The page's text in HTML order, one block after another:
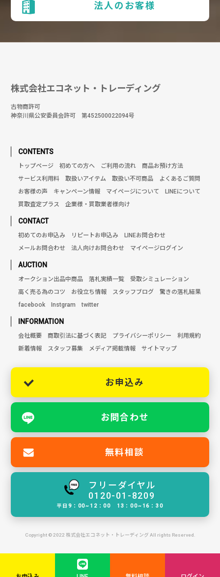
法人のお客様
株式会社エコネット・トレーディング
古物商許可
神奈川県公安委員会許可 第452500022094号
CONTENTS
トップページ 初めての方へ ご利用の流れ
商品お預け方法
サービス利用料
取扱いアイテム 取扱い不可商品
よくあるご質問
お客様の声
キャンペーン情報 マイページについて
LINEについて
買取査定プラス
企業様・買取業者様向け
CONTACT
初めてのお申込み リピートお申込み
LINEお問合わせ
メールお問合わせ
法人向けお問合わせ マイページログイン
AUCTION
オークション出品中商品 落札実績一覧
受取シミュレーション
高く売る為のコツ
お役立ち情報 スタッフブログ
驚きの落札結果
facebook
Instgram twitter
INFORMATION
会社概要 商取引法に基づく表記 プライバシーポリシー
利用規約
新着情報
スタッフ募集 メディア掲載情報 サイトマップ
お申込み
お問合わせ
無料相談
フリーダイヤル
0120-01-8209
平日9：00~12：00 13：00~16：30
Copyright © 2022 株式会社エコネット・トレーディング All rights Reserved.